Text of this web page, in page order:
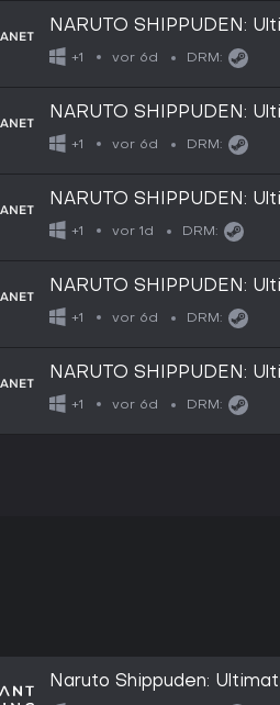
NARUTO SHIPPUDEN:
+1 vor 6d DRM:
NARUTO SHIPPUDEN:
+1 vor 6d DRM:
NARUTO SHIPPUDEN:
+1 vor 1d DRM:
NARUTO SHIPPUDEN:
+1 vor 6d DRM:
NARUTO SHIPPUDEN:
+1 vor 6d DRM:
Naruto Shippuden: